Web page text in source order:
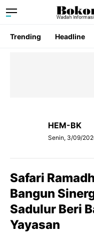
Trending Headline
HEM-BK
Senin, 3/09/
Safari
Bangun
Sadulur Beri
Yayasan